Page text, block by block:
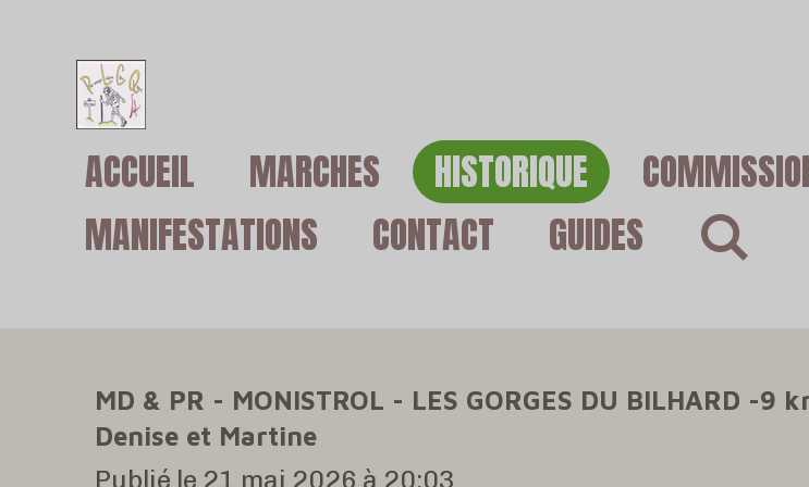
contenu
principalACCUEIL MARCHES HISTORIQUE
MANIFESTATIONS
CONTACT GUIDES
MD & PR - MONISTROL - LES GORGES DU BILHARD
Denise et Martine
Publié le 21 mai 2026 à 20:03